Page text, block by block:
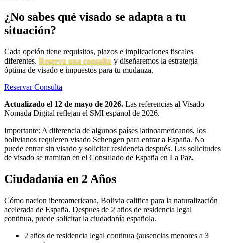
¿No sabes qué visado se adapta a tu
situación?
Cada opción tiene requisitos, plazos e implicaciones fiscales
diferentes. Reserva una consulta y diseñaremos la estrategia
óptima de visado e impuestos para tu mudanza.
Reservar Consulta
Actualizado el 12 de mayo de 2026. Las referencias al Visado
Nomada Digital reflejan el SMI espanol de 2026.
Importante: A diferencia de algunos países latinoamericanos, los
bolivianos requieren visado Schengen para entrar a España. No
puede entrar sin visado y solicitar residencia después. Las solicitudes
de visado se tramitan en el Consulado de España en La Paz.
Ciudadanía en 2 Años
Cómo nacion iberoamericana, Bolivia califica para la naturalización
acelerada de España. Despues de 2 años de residencia legal
continua, puede solicitar la ciudadanía española.
2 años de residencia legal continua (ausencias menores a 3